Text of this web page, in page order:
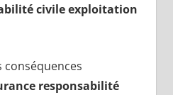
civile exploitation
conséquences
responsabilité